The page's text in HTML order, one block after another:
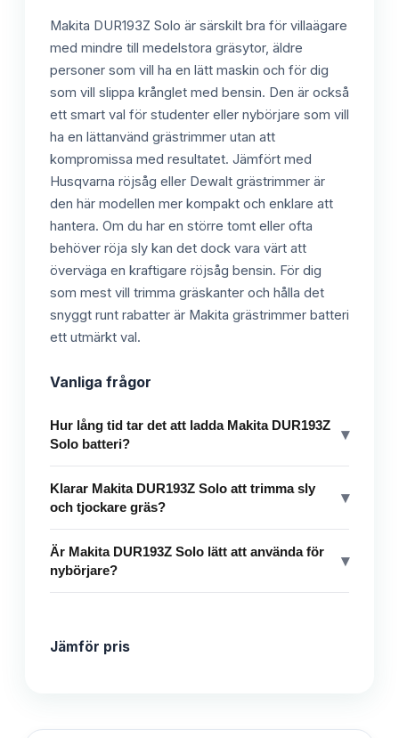
Makita DUR193Z Solo är särskilt bra för villaägare
med mindre till medelstora gräsytor, äldre
personer som vill ha en lätt maskin och för dig
som vill slippa krånglet med bensin. Den är också
ett smart val för studenter eller nybörjare som vill
ha en lättanvänd grästrimmer utan att
kompromissa med resultatet. Jämfört med
Husqvarna röjsåg eller Dewalt grästrimmer är
den här modellen mer kompakt och enklare att
hantera. Om du har en större tomt eller ofta
behöver röja sly kan det dock vara värt att
överväga en kraftigare röjsåg bensin. För dig
som mest vill trimma gräskanter och hålla det
snyggt runt rabatter är Makita grästrimmer batteri
ett utmärkt val.
Vanliga frågor
Hur lång tid tar det att ladda Makita DUR193Z
Solo batteri?
▾
Klarar Makita DUR193Z Solo att trimma sly
och tjockare gräs?
▾
Är Makita DUR193Z Solo lätt att använda för
nybörjare?
▾
Jämför pris